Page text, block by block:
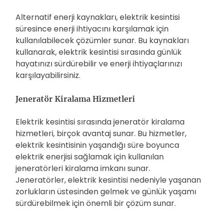
Alternatif enerji kaynakları, elektrik kesintisi
süresince enerji ihtiyacını karşılamak için
kullanılabilecek çözümler sunar. Bu kaynakları
kullanarak, elektrik kesintisi sırasında günlük
hayatınızı sürdürebilir ve enerji ihtiyaçlarınızı
karşılayabilirsiniz.
Jeneratör Kiralama Hizmetleri
Elektrik kesintisi sırasında jeneratör kiralama
hizmetleri, birçok avantaj sunar. Bu hizmetler,
elektrik kesintisinin yaşandığı süre boyunca
elektrik enerjisi sağlamak için kullanılan
jeneratörleri kiralama imkanı sunar.
Jeneratörler, elektrik kesintisi nedeniyle yaşanan
zorlukların üstesinden gelmek ve günlük yaşamı
sürdürebilmek için önemli bir çözüm sunar.